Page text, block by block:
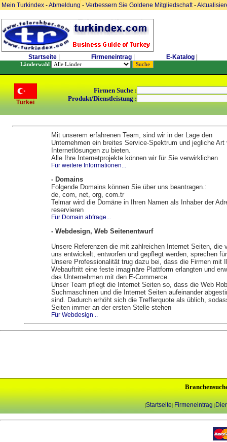
Mein Turkindex -Abmeldung- Verbessern Sie Goldene Mitgliedschaft-
Startseite Firmeneintrag E-Katalog
Länderwahl
Türkei
Firmen Suche :
Produkt/Dienstleistung :
Mit unserem erfahrenen Team, sind wir in der Lage den
Unternehmen ein breites Service-Spektrum und jegliche Art
Internetlösungen zu bieten.
Alle Ihre Internetprojekte können wir für Sie verwirklichen
Für weitere Informationen...
- Domains
Folgende Domains können Sie über uns beantragen.:
de, com, net, org, com.tr
Telmar wird die Domäne in Ihren Namen als Inhaber der
reservieren
Für Domain abfrage...
- Webdesign, Web Seitenentwurf
Unsere Referenzen die mit zahlreichen Internet Seiten, die
uns entwickelt, entworfen und gepflegt werden, sprechen
Unsere Professionalität trug dazu bei, dass die Firmen mit
Webauftritt eine feste imaginäre Plattform erlangten und
das Unternehmen mit den E-Commerce.
Unser Team pflegt die Internet Seiten so, dass die Web
Suchmaschinen und die Internet Seiten aufeinander
sind. Dadurch erhöht sich die Trefferquote als üblich,
Seiten immer an der ersten Stelle stehen
Für Webdesign ..
|Startseite| Firmeneintrag |